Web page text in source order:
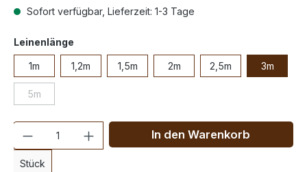
Sofort verfügbar, Lieferzeit: 1-3 Tage
Leinenlänge
1m 1,2m 1,5m 2m 2,5m 3m
5m
Anzahl
Stück
In den Warenkorb